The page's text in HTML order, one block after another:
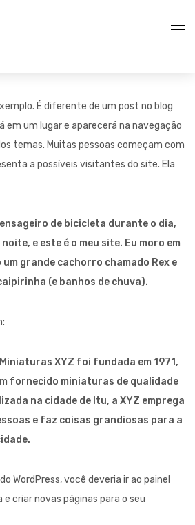
Services
É diferente de um post no blog
em um lugar e aparecerá na navegação
temas. Muitas pessoas começam com
a possíveis visitantes do site. Ela
de bicicleta durante o dia,
e este é o meu site. Eu moro em
um grande cachorro chamado Rex e
(e banhos de chuva).
XYZ foi fundada em 1971,
fornecido miniaturas de qualidade
na cidade de Itu, a XYZ emprega
e faz coisas grandiosas para a
WordPress, você deveria ir ao painel
criar novas páginas para o seu